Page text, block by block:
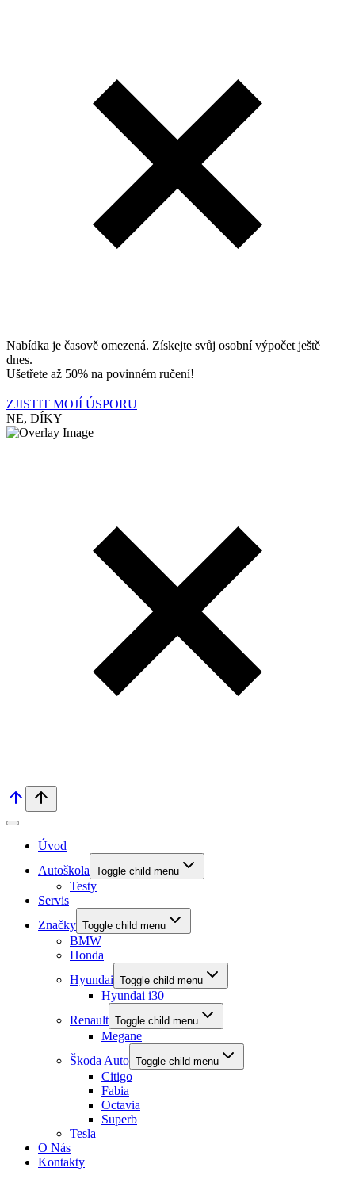
Nabídka je časově omezená. Získejte svůj osobní výpočet ještě
dnes.
Ušetřete až 50% na povinném ručení!
ZJISTIT MOJÍ ÚSPORU
NE, DÍKY
Úvod
Autoškola Toggle child menu
Testy
Servis
Značky Toggle child menu
BMW
Honda
Hyundai Toggle child menu
Hyundai i30
Renault Toggle child menu
Megane
Škoda Auto Toggle child menu
Citigo
Fabia
Octavia
Superb
Tesla
O Nás
Kontakty